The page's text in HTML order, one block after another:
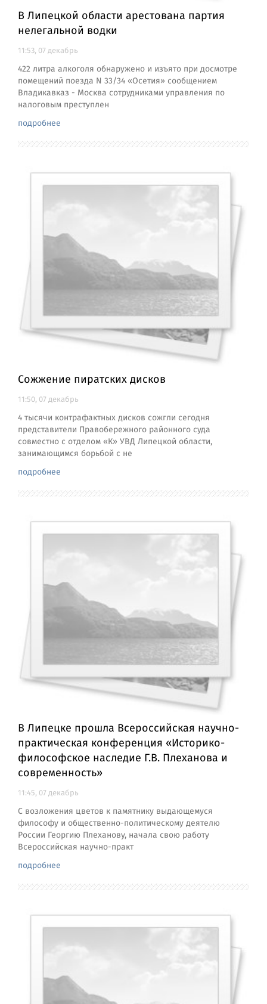
В Липецкой области арестована партия
нелегальной водки
11:53, 07 декабрь
422 литра алкоголя обнаружено и изъято при досмотре
помещений поезда N 33/34 «Осетия» сообщением
Владикавказ - Москва сотрудниками управления по
налоговым преступлен
подробнее
Сожжение пиратских дисков
11:50, 07 декабрь
4 тысячи контрафактных дисков сожгли сегодня
представители Правобережного районного суда
совместно с отделом «К» УВД Липецкой области,
занимающимся борьбой с не
подробнее
В Липецке прошла Всероссийская научно-
практическая конференция «Историко-
философское наследие Г.В. Плеханова и
современность»
11:45, 07 декабрь
С возложения цветов к памятнику выдающемуся
философу и общественно-политическому деятелю
России Георгию Плеханову, начала свою работу
Всероссийская научно-практ
подробнее